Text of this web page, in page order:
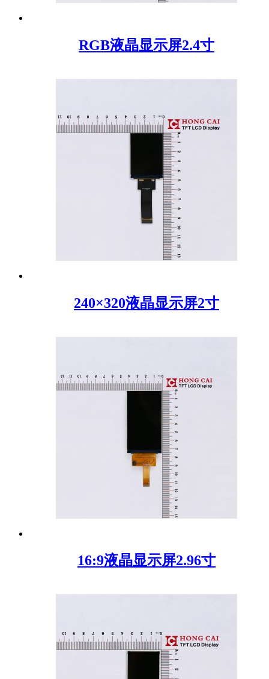
RGB液晶显示屏2.4寸
240×320液晶显示屏2寸
16:9液晶显示屏2.96寸